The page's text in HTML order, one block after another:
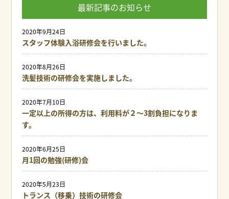
最新記事のお知らせ
スタッフ体験入浴研修会を行いました。
2020年9月24日
洗髪技術の研修会を実施しました。
2020年8月26日
一定以上の所得の方は、利用料が２～3割負担になりま
す。
2020年7月10日
月1回の勉強(研修)会
2020年6月25日
トランス（移乗）技術の研修会
2020年5月23日